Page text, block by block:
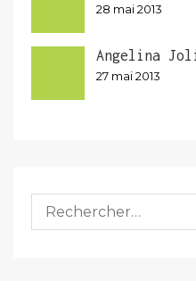
28 mai 2013
Angelina
27 mai 2013
Rechercher :